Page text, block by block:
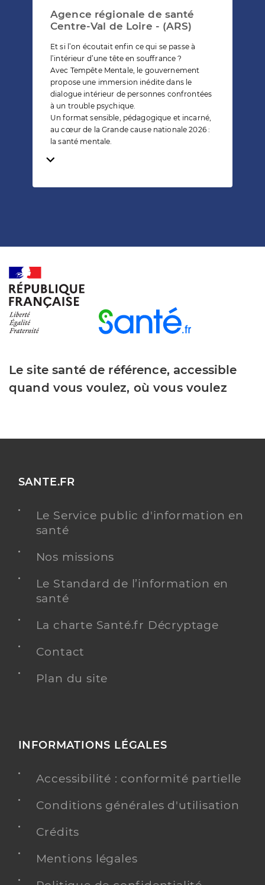
Agence régionale de santé
Centre-Val de Loire - (ARS)
Et si l’on écoutait enfin ce qui se passe à
l’intérieur d’une tête en souffrance ?
Avec Tempête Mentale, le gouvernement
propose une immersion inédite dans le
dialogue intérieur de personnes confrontées
à un trouble psychique.
Un format sensible, pédagogique et incarné,
au cœur de la Grande cause nationale 2026 :
la santé mentale.
Temps de lecture
Le site santé de référence, accessible
quand vous voulez, où vous voulez
SANTE.FR
Le Service public d'information en
santé
Nos missions
Le Standard de l’information en
santé
La charte Santé.fr Décryptage
Contact
Plan du site
INFORMATIONS LÉGALES
Accessibilité : conformité partielle
Conditions générales d'utilisation
Crédits
Mentions légales